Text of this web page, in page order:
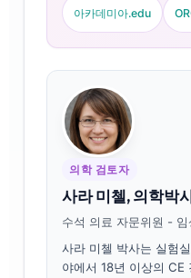
Klein 박사는 호르몬 바
널 분석에 관한 실험실
해 왔습니다.
아카데미아.edu
의학 검토자
사라 미첼, 의학박
수석 의료 자문위원 -
사라 미첼 박사는 실험
야에서 18년 이상의 CE